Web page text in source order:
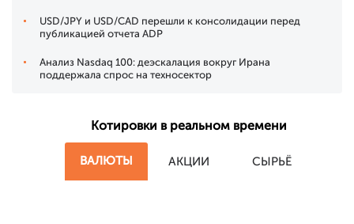
USD/JPY и USD/CAD перешли к консолидации перед
публикацией отчета ADP
Анализ Nasdaq 100: деэскалация вокруг Ирана
поддержала спрос на техносектор
Котировки в реальном времени
ВАЛЮТЫ АКЦИИ СЫРЬЁ